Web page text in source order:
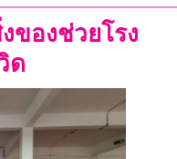
ของช่วยโรง
ด